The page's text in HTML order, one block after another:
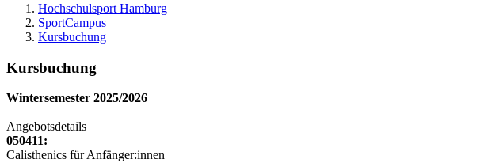
Hochschulsport Hamburg
SportCampus
Kursbuchung
Kursbuchung
Wintersemester 2025/2026
Angebotsdetails
050411:
Calisthenics für Anfänger:innen